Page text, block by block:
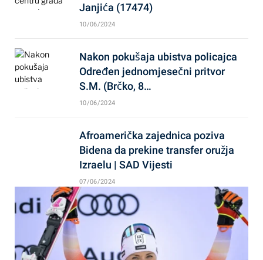
Janjića (17474)
10/06/2024
Nakon pokušaja ubistva policajca
Određen jednomjesečni pritvor
S.M. (Brčko, 8…
10/06/2024
Afroamerička zajednica poziva
Bidena da prekine transfer oružja
Izraelu | SAD Vijesti
07/06/2024